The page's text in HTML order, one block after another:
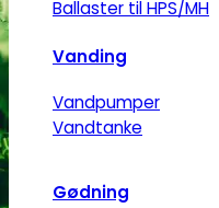
Ballaster til HPS/MH
Vanding
Vandpumper
Vandtanke
Gødning